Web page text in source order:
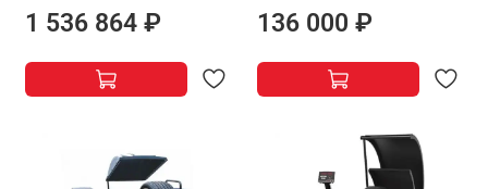
1 536 864 ₽ 136 000 ₽